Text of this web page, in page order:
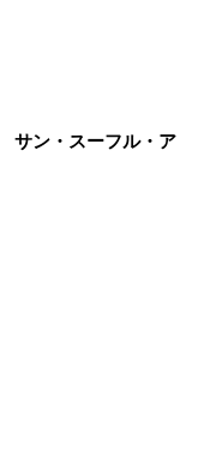
ン・スーフル・ア